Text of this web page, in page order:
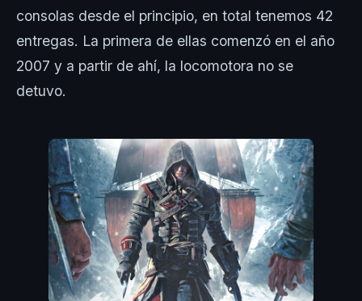
consolas desde el principio, en total tenemos 42
entregas. La primera de ellas comenzó en el año
2007 y a partir de ahí, la locomotora no se
detuvo.